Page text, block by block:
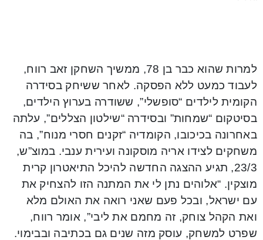
למרות שהוא כבר בן 78, ממשיך השחקן זאב רווח,
לעבוד כמעט ללא הפסקה. לאחר ששיחק בסידרה
הקומית לילדים “סופשלי”, ששודרה בערוץ הילדים,
בסיטקום “שמחות” ובסידרה “שילטון הצללים”, עלתה
באחרונה בכיכובו, הקומדיה “זקנים חסרי מנוח”, בה
משחקים לצידו אריה מוסקונה ועירית ענבי. במוצ”ש,
23/3, תגיע ההצגה החדשה להיכל התיאטרון קרית
מוצקין. “אלוהים נתן לי את המתנה הזו להצחיק את
עם ישראל, ובכל פעם שאני רואה את האולם מלא
ואת הקהל צוחק, זה מחמם את ליבי”, אומר רווח,
שפרט למשחק, עוסק מזה שנים גם בכתיבה ובבימוי.